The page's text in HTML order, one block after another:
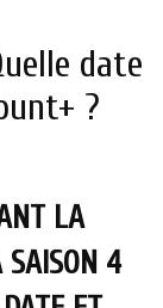
date
?
LA
SAISON 4